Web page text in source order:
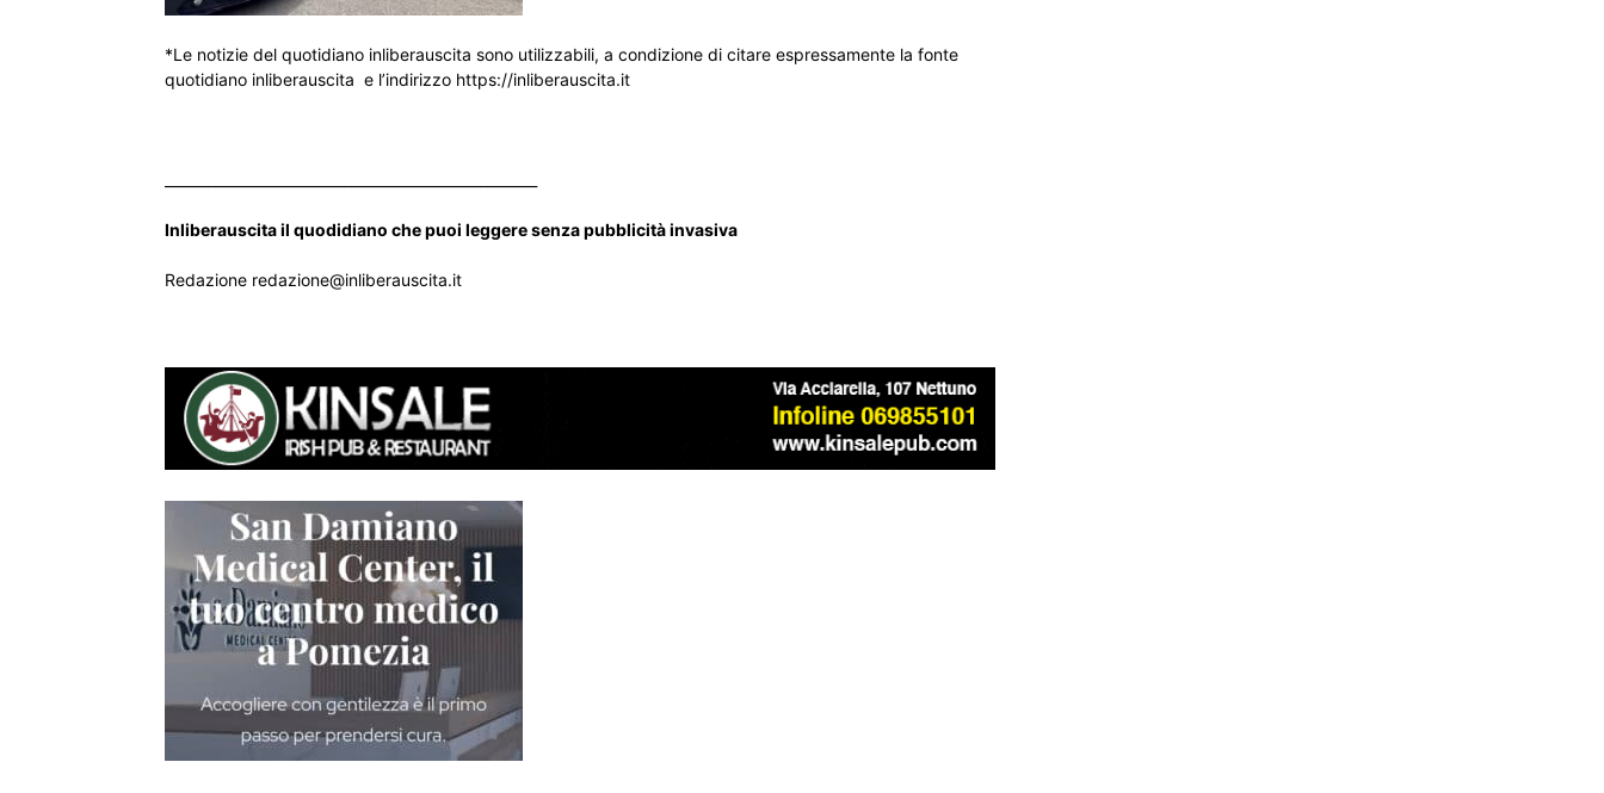
*Le notizie del quotidiano inliberauscita sono utilizzabili, a condizione di citare espressamente la fonte
quotidiano inliberauscita e l’indirizzo https://inliberauscita.it
Inliberauscita il quodidiano che puoi leggere senza pubblicità invasiva
Redazione redazione@inliberauscita.it